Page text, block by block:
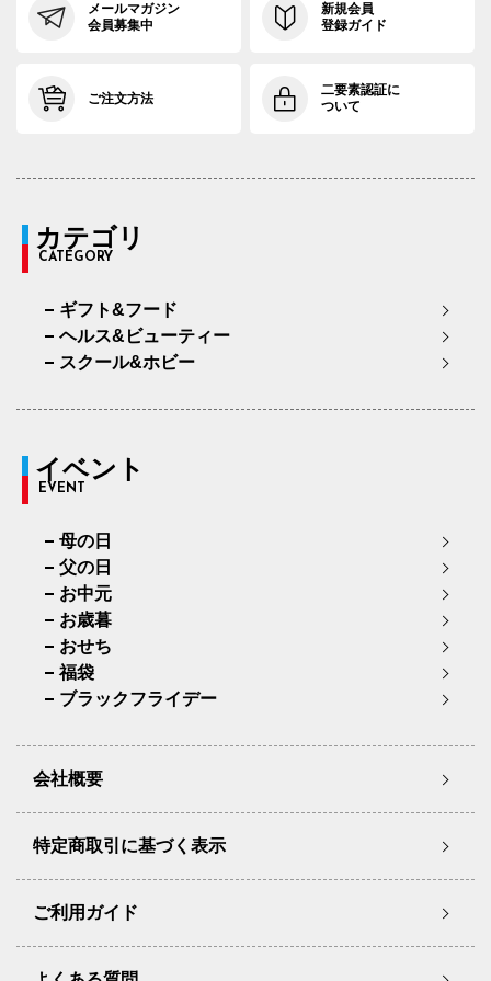
メールマガジン
会員募集中
新規会員
登録ガイド
ご注文方法
二要素認証に
ついて
カテゴリ
CATEGORY
ギフト&フード
ヘルス&ビューティー
スクール&ホビー
イベント
EVENT
母の日
父の日
お中元
お歳暮
おせち
福袋
ブラックフライデー
会社概要
特定商取引に基づく表示
ご利用ガイド